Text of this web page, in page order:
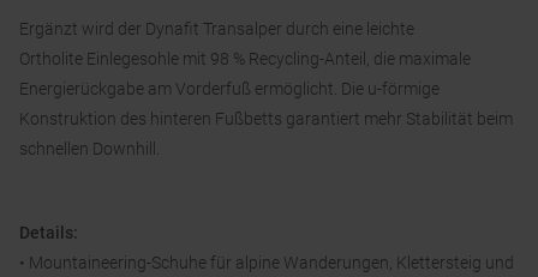
Ergänzt wird der Dynafit Transalper durch eine leichte
Ortholite Einlegesohle mit 98 % Recycling-Anteil, die maximale
Energierückgabe am Vorderfuß ermöglicht. Die u-förmige
Konstruktion des hinteren Fußbetts garantiert mehr Stabilität beim
schnellen Downhill.
Details:
• Mountaineering-Schuhe für alpine Wanderungen, Klettersteig und